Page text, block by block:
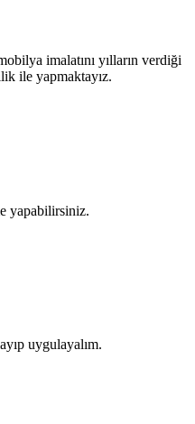
imalatını yılların verdiği
ile yapmaktayız.
yapabilirsiniz.
uygulayalım.